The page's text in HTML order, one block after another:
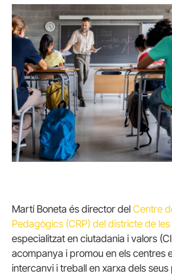
Martí Boneta és director del Centre
Pedagògics (CRP) del districte de
especialitzat en ciutadania i valors
acompanya i promou en els centres
intercanvi i treball en xarxa dels seus